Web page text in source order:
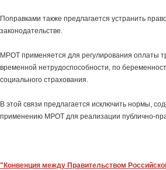
Поправками также предлагается устранить
законодательстве.
МРОТ применяется для регулирования оплаты
временной нетрудоспособности, по
социального страхования.
В этой связи предлагается исключить нормы,
применению МРОТ для реализации публично-
"Конвенция между Правительством